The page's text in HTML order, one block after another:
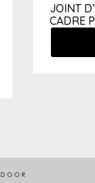
JOINT
CADRE